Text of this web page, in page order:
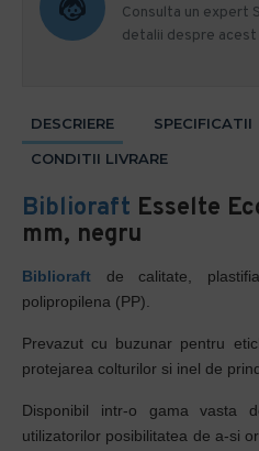
Consulta un expert
detalii despre acest
DESCRIERE SPECIFICATII
CONDITII LIVRARE
Biblioraft Esselte
mm, negru
Biblioraft de calitate,
polipropilena (PP).
Prevazut cu buzunar pentru
protejarea colturilor si inel de
Disponibil intr-o gama vasta
utilizatorilor posibilitatea de a-si